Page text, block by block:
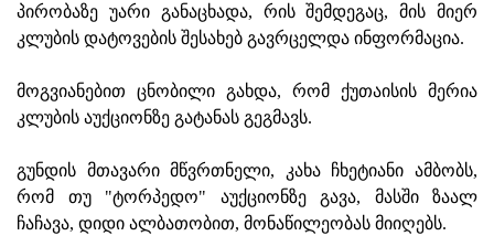
პირობაზე უარი განაცხადა, რის შემდეგაც, მის მიერ
კლუბის დატოვების შესახებ გავრცელდა ინფორმაცია.
მოგვიანებით ცნობილი გახდა, რომ ქუთაისის მერია
კლუბის აუქციონზე გატანას გეგმავს.
გუნდის მთავარი მწვრთნელი, კახა ჩხეტიანი ამბობს,
რომ თუ "ტორპედო" აუქციონზე გავა, მასში ზაალ
ჩაჩავა, დიდი ალბათობით, მონაწილეობას მიიღებს.